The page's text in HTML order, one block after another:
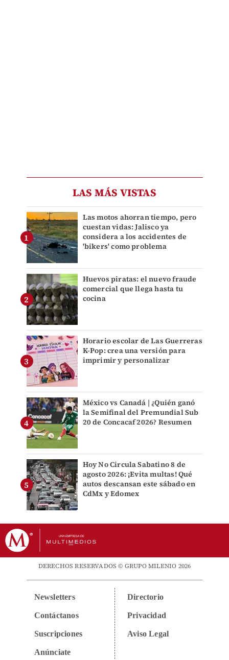
LAS MÁS VISTAS
Las motos ahorran tiempo, pero
cuestan vidas: Jalisco ya
considera a los accidentes de
'bikers' como problema
Huevos piratas: el nuevo fraude
comercial que llega hasta tu
cocina
Horario escolar de Las Guerreras
K-Pop: crea una versión para
imprimir y personalizar
México vs Canadá | ¿Quién ganó
la Semifinal del Premundial Sub
20 de Concacaf 2026? Resumen
Hoy No Circula Sabatino 8 de
agosto 2026: ¡Evita multas! Qué
autos descansan este sábado en
CdMx y Edomex
DERECHOS RESERVADOS © GRUPO MILENIO 2026
Newsletters
Contáctanos
Suscripciones
Anúnciate
Directorio
Privacidad
Aviso Legal